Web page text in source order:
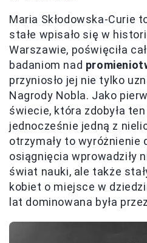
Maria Skłodowska-Curie
stałe wpisało się w
Warszawie, poświęciła
badaniom nad
przyniosło jej nie tylko
Nagrody Nobla. Jako
świecie, która zdobyła
jednocześnie jedną z
otrzymały to wyróżnienie
osiągnięcia wprowadziły
świat nauki, ale także
kobiet o miejsce w
lat dominowana była